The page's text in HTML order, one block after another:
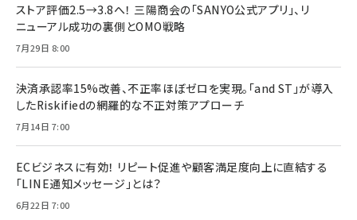
ストア評価2.5→3.8へ！ 三陽商会の「SANYO公式アプリ」、リ
ニューアル成功の裏側とOMO戦略
7月29日 8:00
決済承認率15%改善、不正率ほぼゼロを実現。「and ST」が導入
したRiskifiedの網羅的な不正対策アプローチ
7月14日 7:00
ECビジネスに有効！ リピート促進や顧客満足度向上に直結する
「LINE通知メッセージ」とは？
6月22日 7:00